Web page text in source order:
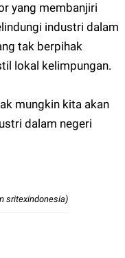
yang membanjiri
industri dalam
tak berpihak
lokal kelimpungan.
mungkin kita akan
dalam negeri
sritexindonesia)